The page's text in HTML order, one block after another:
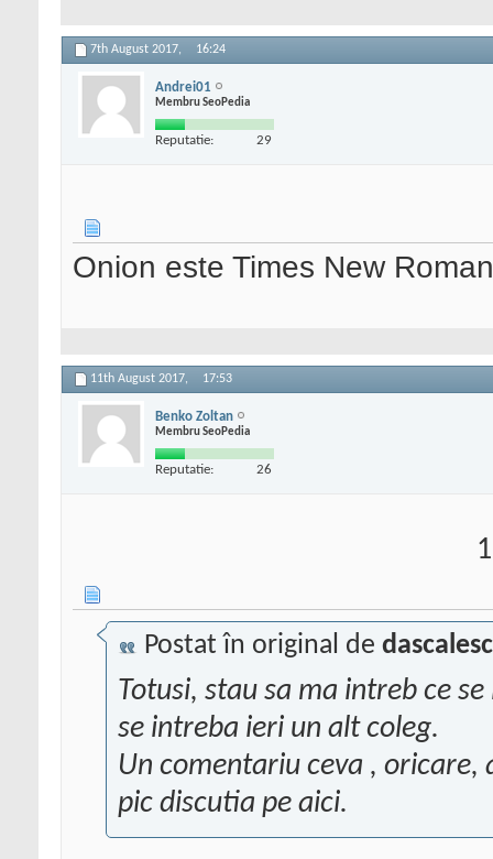
7th August 2017, 16:24
Andrei01
Membru SeoPedia
Reputatie: 29
Onion este Times New
11th August 2017, 17:53
Benko Zoltan
Membru SeoPedia
Reputatie: 26
Postat în original de
Totusi, stau sa ma intreb ce
se intreba ieri un alt coleg.
Un comentariu ceva , oricare,
pic discutia pe aici.